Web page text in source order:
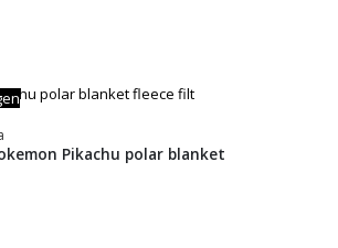
Pikachu polar blanket